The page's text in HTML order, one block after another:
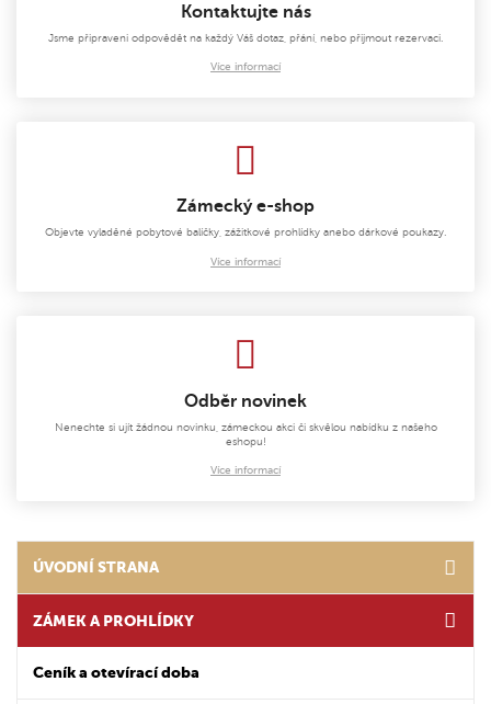
Kontaktujte nás
Jsme připraveni odpovědět na každý Váš dotaz, přání, nebo přijmout rezervaci.
Více informací
Zámecký e-shop
Objevte vyladěné pobytové balíčky, zážitkové prohlídky anebo dárkové poukazy.
Více informací
Odběr novinek
Nenechte si ujít žádnou novinku, zámeckou akci či skvělou nabídku z našeho
eshopu!
Více informací
ÚVODNÍ STRANA
ZÁMEK A PROHLÍDKY
Ceník a otevírací doba